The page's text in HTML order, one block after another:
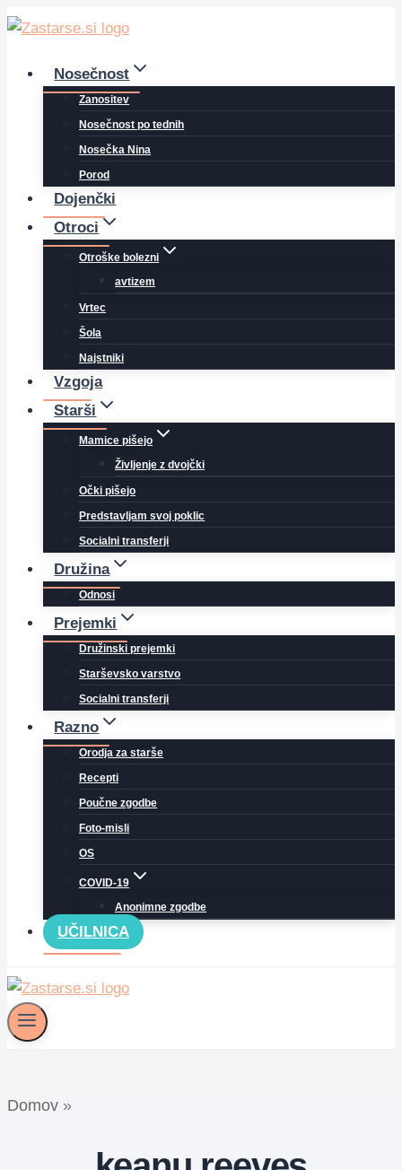
Skip
contentNosečnost
Zanositev
Nosečnost po tednih
Nosečka Nina
Porod
Dojenčki
Otroci
Otroške bolezni
avtizem
Vrtec
Šola
Najstniki
Vzgoja
Starši
Mamice pišejo
Življenje z dvojčki
Očki pišejo
Predstavljam svoj poklic
Socialni transferji
Družina
Odnosi
Prejemki
Družinski prejemki
Starševsko varstvo
Socialni transferji
Razno
Orodja za starše
Recepti
Poučne zgodbe
Foto-misli
OS
COVID-19
Anonimne zgodbe
UČILNICA
Domov »